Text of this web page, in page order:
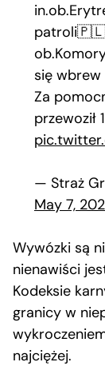
się wbrew
Za
przewoził
— Straż
May 7,
Wywózki są
nienawiści
Kodeksie
granicy w
najciężej.